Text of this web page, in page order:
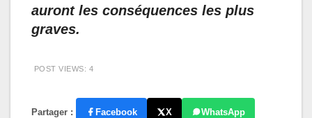
auront les conséquences les plus
graves.
POST VIEWS: 4
Partager : Facebook X WhatsApp